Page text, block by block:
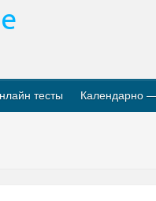
тесты Календарно